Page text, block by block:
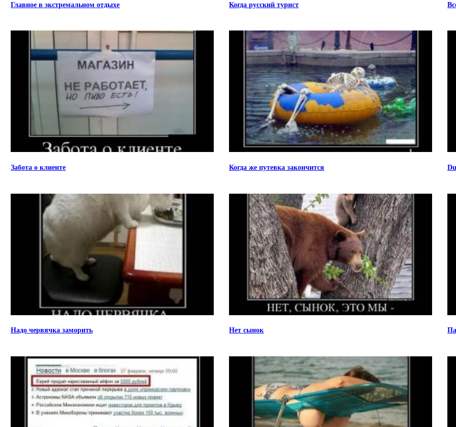
Главное в экстремальном отдыхе Когда русский турист
Забота о клиенте Когда же путевка закончится
Надо червячка заморить Нет сынок